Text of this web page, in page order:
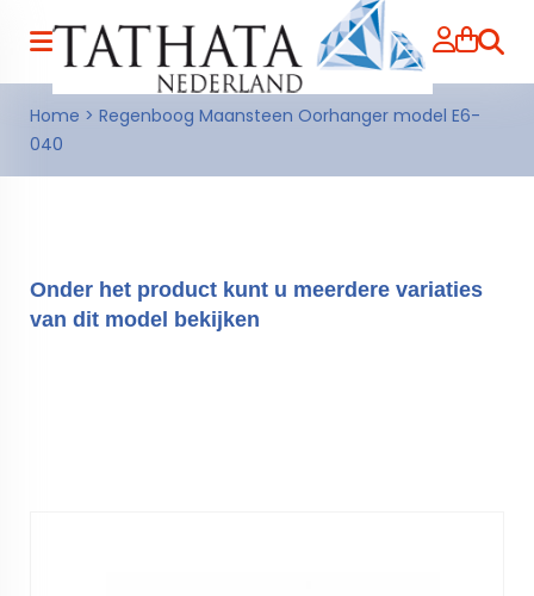
Home > Regenboog Maansteen Oorhanger model E6-
040
Onder het product kunt u meerdere variaties
van dit model bekijken